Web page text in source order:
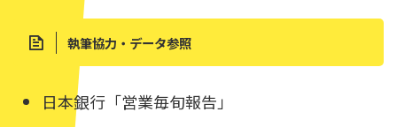
執筆協力・データ参照
日本銀行「営業毎旬報告」